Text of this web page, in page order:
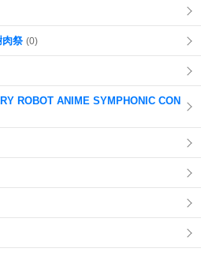
肉祭 (0)
ROBOT ANIME SYMPHONIC CON